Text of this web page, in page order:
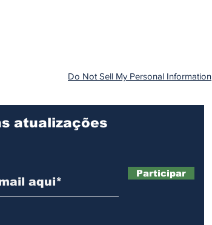
Do Not Sell My Personal Information
atualizações
Participar